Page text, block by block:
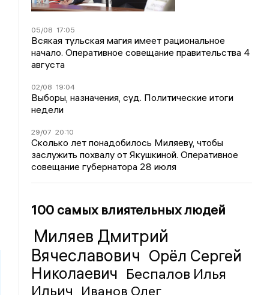
05/08 17:05
Всякая тульская магия имеет рациональное
начало. Оперативное совещание правительства 4
августа
02/08 19:04
Выборы, назначения, суд. Политические итоги
недели
29/07 20:10
Сколько лет понадобилось Миляеву, чтобы
заслужить похвалу от Якушкиной. Оперативное
совещание губернатора 28 июля
100 самых влиятельных людей
Миляев Дмитрий
Вячеславович Орёл Сергей
Николаевич Беспалов Илья
Ильич
Иванов Олег